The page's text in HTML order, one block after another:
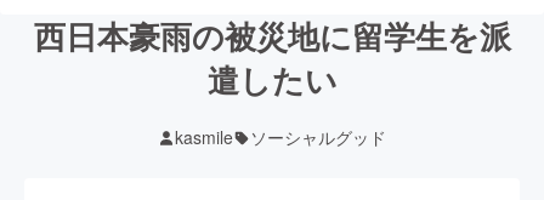
西日本豪雨の被災地に留学生を派
遣したい
kasmile ソーシャルグッド